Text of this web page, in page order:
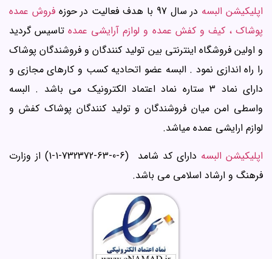
اپلیکیشن البسه در سال 97 با هدف فعالیت در حوزه
فروش عمده
پوشاک ، کیف و کفش عمده و لوازم آرایشی عمدهتاسیس گردید
و اولین فروشگاه اینترنتی بین تولید کنندگان و فروشندگان پوشاک
را راه اندازی نمود . البسه عضو اتحادیه کسب و کارهای مجازی و
دارای نماد 3 ستاره نماد اعتماد الکترونیک می باشد . البسه
واسطی امن میان فروشندگان و تولید کنندگان پوشاک کفش و
لوازم ارایشی عمده میاشد.
اپلیکیشن البسه
دارای کد شامد (6-0-63-732372-1-1) از وزارت
فرهنگ و ارشاد اسلامی می باشد.